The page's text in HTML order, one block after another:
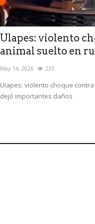
Ulapes: violento
animal suelto en
May 14, 2026 233
Ulapes: violento choque
dejó importantes daños